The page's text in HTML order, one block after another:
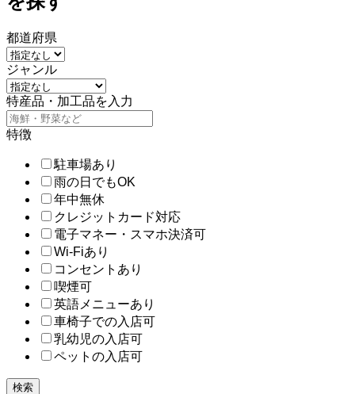
都道府県
ジャンル
特産品・加工品を入力
特徴
駐車場あり
雨の日でもOK
年中無休
クレジットカード対応
電子マネー・スマホ決済可
Wi-Fiあり
コンセントあり
喫煙可
英語メニューあり
車椅子での入店可
乳幼児の入店可
ペットの入店可
検索